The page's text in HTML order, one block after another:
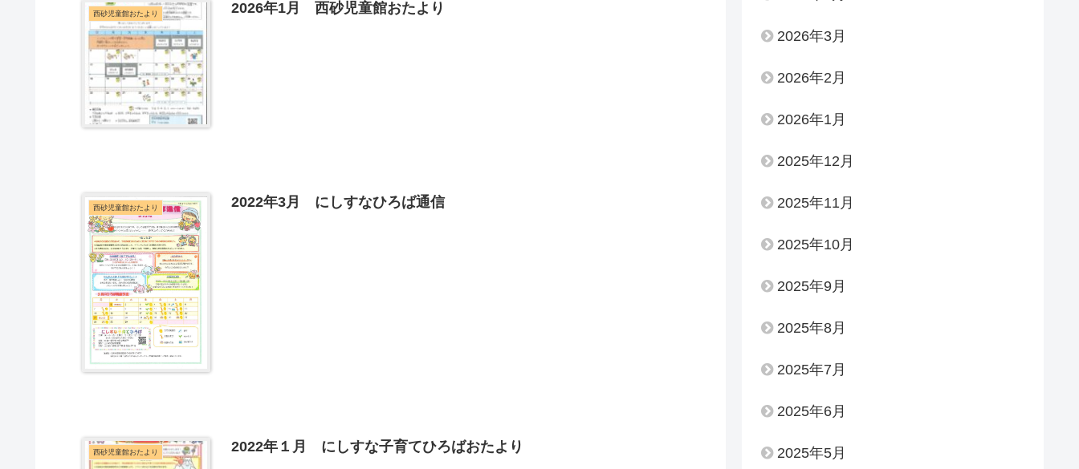
西砂児童館おたより 2026年1月 西砂児童館おたより
西砂児童館おたより 2022年3月 にしすなひろば通信
西砂児童館おたより 2022年１月 にしすな子育てひろばおたより
2026年3月
2026年2月
2026年1月
2025年12月
2025年11月
2025年10月
2025年9月
2025年8月
2025年7月
2025年6月
2025年5月